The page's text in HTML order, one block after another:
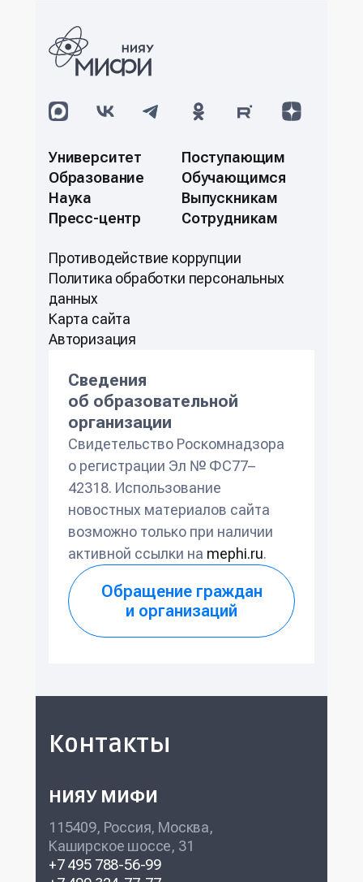
Университет
Образование
Наука
Пресс-центр
Поступающим
Обучающимся
Выпускникам
Сотрудникам
Противодействие коррупции
Политикa обработки персональных
данных
Карта сайта
Авторизация
Сведения
об образовательной
организации
Свидетельство Роскомнадзора
о регистрации Эл № ФС77–
42318. Использование
новостных материалов сайта
возможно только при наличии
активной ссылки на mephi.ru.
Обращение граждан
и организаций
Контакты
НИЯУ МИФИ
115409, Россия, Москва,
Каширское шоссе, 31
+7 495 788-56-99